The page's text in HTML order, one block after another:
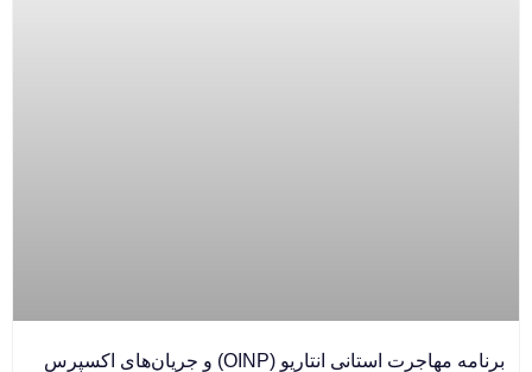
برنامه مهاجرت استانی انتاریو (OINP) و جریان‌های اکسپرس